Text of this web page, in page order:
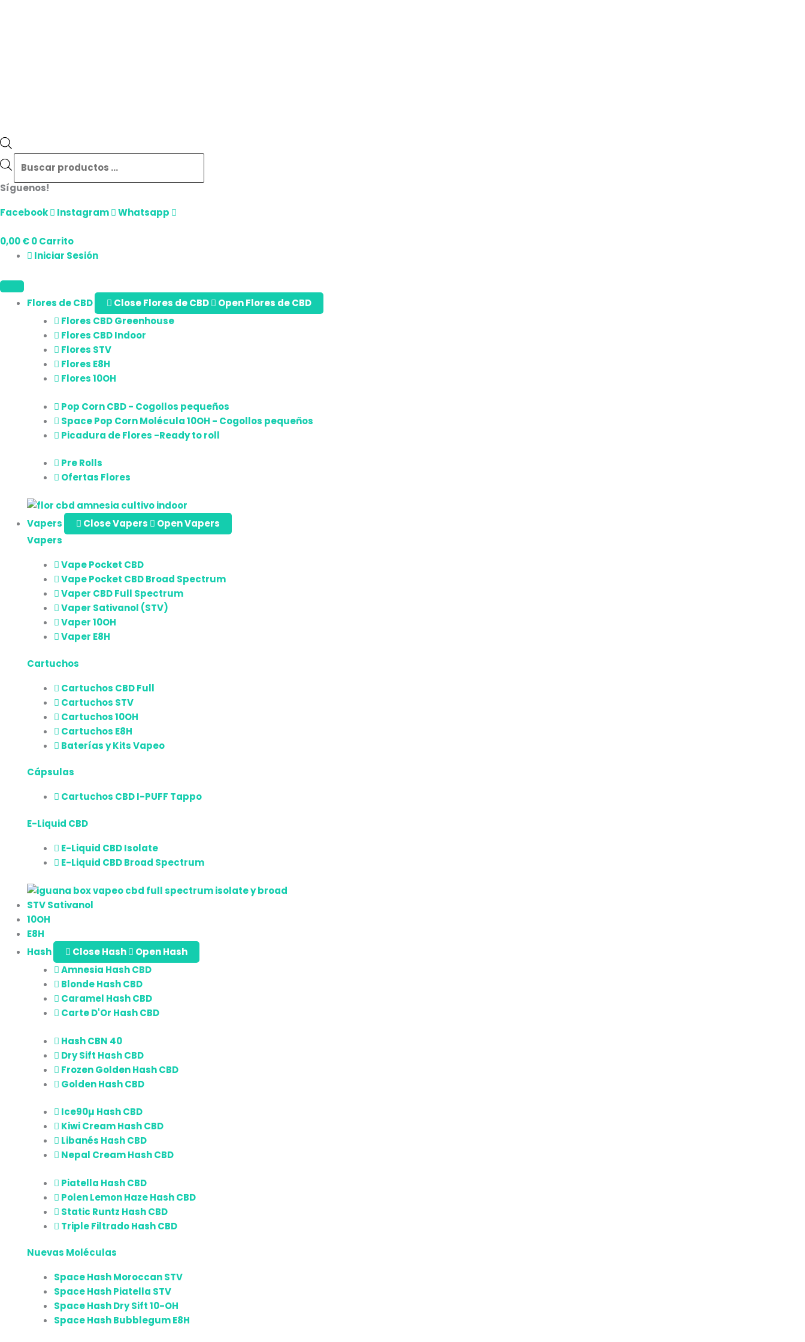
Síguenos!
Facebook
Instagram Whatsapp
0,00€0Carrito
Iniciar Sesión
Flores de CBD Close Flores de CBD
Open Flores de CBD
Flores CBD Greenhouse
Flores CBD Indoor
Flores STV
Flores E8H
Flores 10OH
Pop Corn CBD - Cogollos pequeños
Space Pop Corn Molécula 10OH - Cogollos pequeños
Picadura de Flores -Ready to roll
Pre Rolls
Ofertas Flores
Vapers Close Vapers
Open Vapers
Vapers
Vape Pocket CBD
Vape Pocket CBD Broad Spectrum
Vaper CBD Full Spectrum
Vaper Sativanol (STV)
Vaper 10OH
Vaper E8H
Cartuchos
Cartuchos CBD Full
Cartuchos STV
Cartuchos 10OH
Cartuchos E8H
Baterías y Kits Vapeo
Cápsulas
Cartuchos CBD I-PUFF Tappo
E-Liquid CBD
E-Liquid CBD Isolate
E-Liquid CBD Broad Spectrum
STV Sativanol
10OH
E8H
Hash
Close Hash
Open Hash
Amnesia Hash CBD
Blonde Hash CBD
Caramel Hash CBD
Carte D'Or Hash CBD
Hash CBN 40
Dry Sift Hash CBD
Frozen Golden Hash CBD
Golden Hash CBD
Ice90µ Hash CBD
Kiwi Cream Hash CBD
Libanés Hash CBD
Nepal Cream Hash CBD
Piatella Hash CBD
Polen Lemon Haze Hash CBD
Static Runtz Hash CBD
Triple Filtrado Hash CBD
Nuevas Moléculas
Space Hash Moroccan STV
Space Hash Piatella STV
Space Hash Dry Sift 10-OH
Space Hash Bubblegum E8H